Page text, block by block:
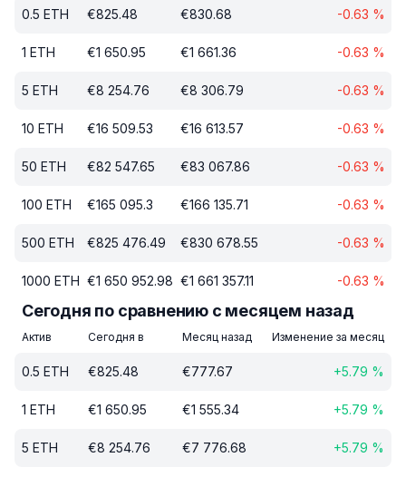
0.5 ETH €825.48 €830.68 -0.63 %
1 ETH €1 650.95 €1 661.36 -0.63 %
5 ETH €8 254.76 €8 306.79 -0.63 %
10 ETH €16 509.53 €16 613.57 -0.63 %
50 ETH €82 547.65 €83 067.86 -0.63 %
100 ETH €165 095.3 €166 135.71 -0.63 %
500 ETH €825 476.49 €830 678.55 -0.63 %
1000 ETH €1 650 952.98 €1 661 357.11 -0.63 %
Сегодня по сравнению с месяцем назад
Актив Сегодня в Месяц назад Изменение за месяц
0.5 ETH €825.48 €777.67 +5.79 %
1 ETH €1 650.95 €1 555.34 +5.79 %
5 ETH €8 254.76 €7 776.68 +5.79 %